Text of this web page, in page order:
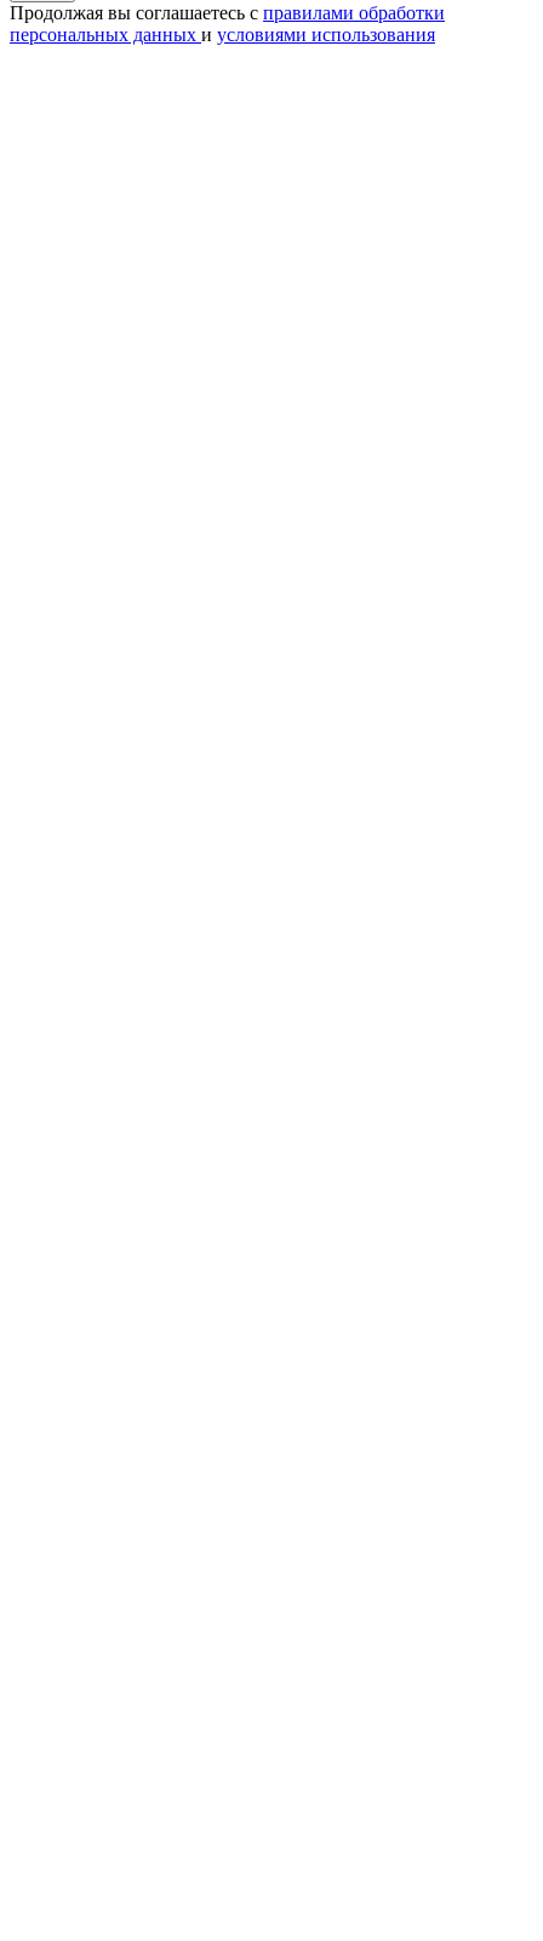
Продолжая вы соглашаетесь с правилами обработки
персональных данных и условиями использования